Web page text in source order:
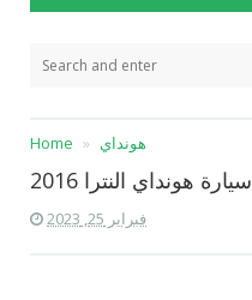
Home هونداي
سيارة هونداي النترا 2016
فبراير 25, 2023